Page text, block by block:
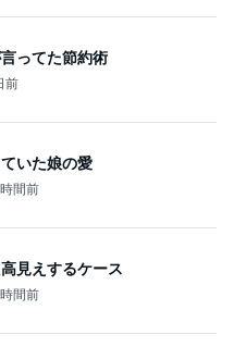
ってた節約術
前
いた娘の愛
間前
見えするケース
間前